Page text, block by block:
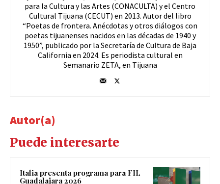
para la Cultura y las Artes (CONACULTA) y el Centro
Cultural Tijuana (CECUT) en 2013. Autor del libro
“Poetas de frontera. Anécdotas y otros diálogos con
poetas tijuanenses nacidos en las décadas de 1940 y
1950”, publicado por la Secretaría de Cultura de Baja
California en 2024. Es periodista cultural en
Semanario ZETA, en Tijuana
Autor(a)
Puede interesarte
Italia presenta programa para FIL
Guadalajara 2026